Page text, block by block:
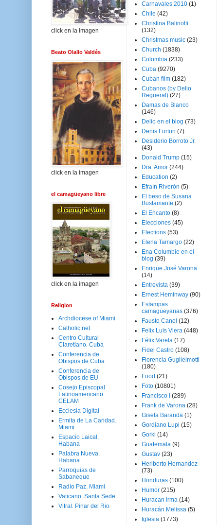
click en la imagen
Beato Olallo Valdés
click en la imagen
el camagüeyano libre
click en la imagen
Religion
Archdiocese of Miami
Catholic.net
Centro Cultural
Claretiano. Cuba
Conferencia de
Obispos de Cuba
Conferencia de
Obispos de EU
Cosejo Episcopal
Latinoamericano.
CELAM
Ecclesia Digital
Ermita de La Caridad.
Miami
Espacio Laical.
Habana
Palabra Nueva.
Habana
Parroquias de
Sabaneque
Radio Paz. Miami
Vaticano. Santa Sede
Vitral. Pinar del Rio
Carnavales 2010 (1)
Chile (42)
Christina Balinotti
(132)
Christmas music (23)
Church (1838)
Colombia (233)
Cuba (9270)
Cuban film (182)
Cubanos (by Delio
Regueral) (27)
Damas de Blanco
(146)
Delio en el blog (73)
Denis Fortun (7)
Desiderio Borroto Jr.
(43)
Donald Trump (15)
Dra. Amor (244)
Education (2)
Efraín Riverón (5)
El beso de Susana
Bustamante (2)
El Encanto (8)
Elecciones (45)
Elections (53)
Elena Tamargo (22)
Ena Columbie en el
blog (39)
Enrique José Varona
(14)
Entrevista (39)
Ernest Heminway (90)
Estampas
camagüeyanas (376)
Fausto Canel (12)
Felix Luis Viera (448)
Félix Varela (17)
Fidel Castro (108)
Florencia Guglielmotti
(180)
Food (21)
Foto (10801)
Francisco I
(289)
Frank de Varona (28)
Gisela Baranda (1)
Gordiano Lupi (15)
Gorki (14)
Guatemala (9)
Gustav (23)
Heriberto Hernandez
(73)
Honduras (100)
Humor (215)
Huracan Irma (14)
Huracán Melissa (5)
Iglesia (1773)